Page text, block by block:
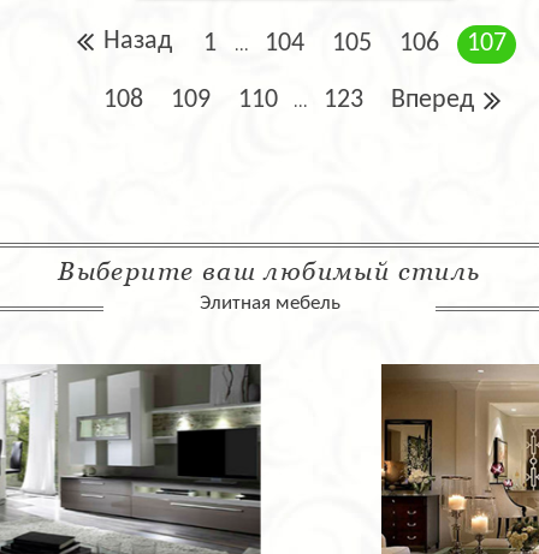
Назад 1 ... 104 105 106 107
108 109 110 ... 123 Вперед
Выберите ваш любимый стиль
Элитная мебель